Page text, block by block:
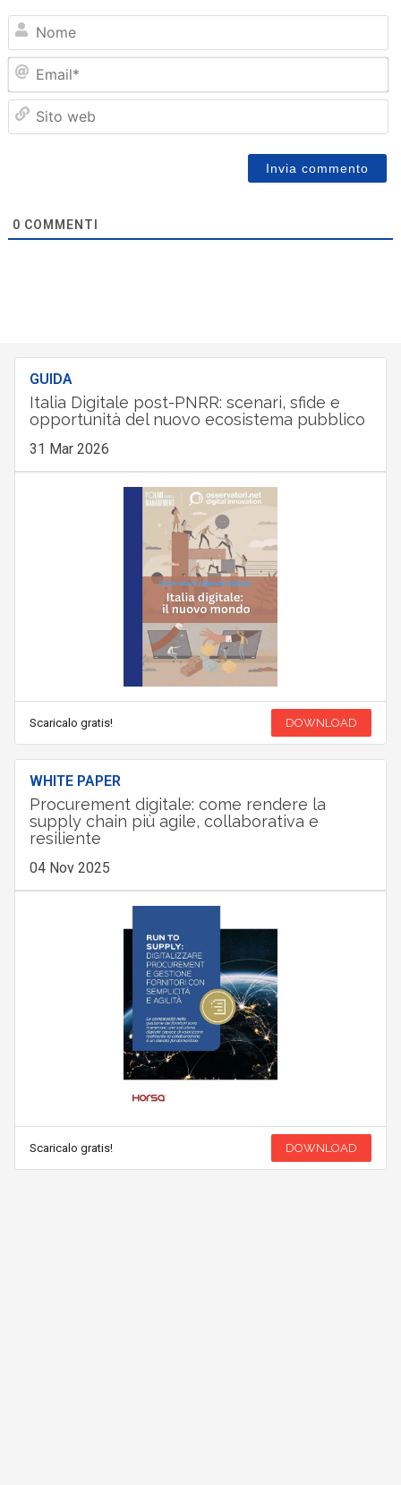
0 COMMENTI
GUIDA
Italia Digitale post-PNRR: scenari, sfide e
opportunità del nuovo ecosistema pubblico
31 Mar 2026
Scaricalo gratis! DOWNLOAD
WHITE PAPER
Procurement digitale: come rendere la
supply chain più agile, collaborativa e
resiliente
04 Nov 2025
Scaricalo gratis! DOWNLOAD